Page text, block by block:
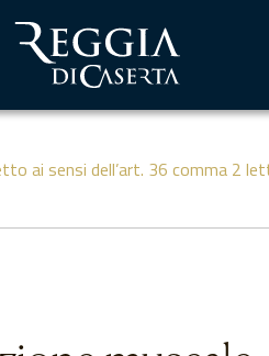
ai sensi dell’art. 36 comma 2